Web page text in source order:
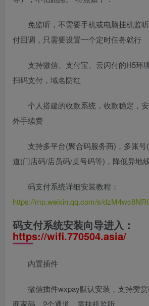
免监听，不需要手机或电脑挂机监
付回调，只需要设置一个定时任务就行
支持微信、支付宝、云闪付的H5环
扫码支付，域名防红
个人搭建的收款系统，收款稳定，
外手续费
支持多平台(聚合码服务商)，多账
道(门店码/店员码/桌号码等)，降低异地
码支付系统详细安装教程：
https://mp.weixin.qq.com/s/
码支付系统安装向导进入：
https://wifi.770504.asia/
内置插件
微信插件wxpay默认安装，支持赞
商家码，2个通道，需挂机监听